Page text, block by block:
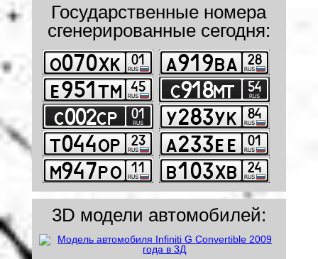
Государственные номера
сгенерированные сегодня:
3D модели автомобилей: